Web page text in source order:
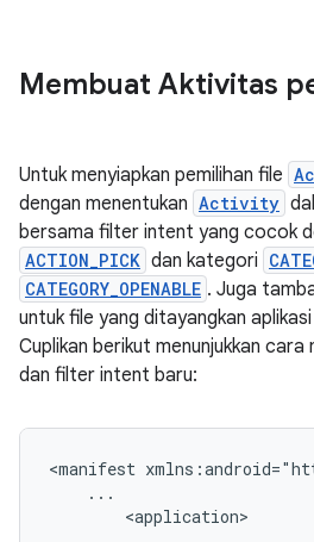
Membuat Aktivitas
Untuk menyiapkan pemilihan file
dengan menentukan Activity
bersama filter intent yang cocok
ACTION_PICK dan kategori
CATEGORY_OPENABLE . Juga
untuk file yang ditayangkan
Cuplikan berikut menunjukkan cara
dan filter intent baru:
<manifest